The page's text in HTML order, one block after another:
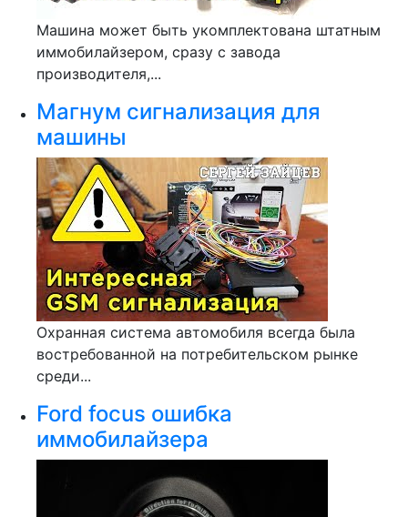
Машина может быть укомплектована штатным
иммобилайзером, сразу с завода
производителя,...
Магнум сигнализация для
машины
Охранная система автомобиля всегда была
востребованной на потребительском рынке
среди...
Ford focus ошибка
иммобилайзера